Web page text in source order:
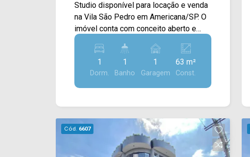
Studio disponível para locação e venda
na Vila São Pedro em Americana/SP. O
imóvel conta com conceito aberto e
acabamento em piso frio, sacada,
cozinha com geladeira, cooktop,
microondas, cafeteira e área de serviço
integrada. > 01 dormitório com cama
box e closet; > 01 banheiro; > 01 vaga
comum e elevador panorâmico.
Localizado entre à Av. Brasil e Av. Abdo
Najar, com fácil acesso a rodovia Luiz
1
Dorm.
1
Banho
1
Garagem
63 m²
Const.
Cód. 6607